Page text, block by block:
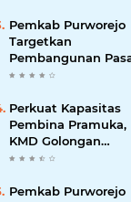
Pemkab Purworejo
Targetkan
Pembangunan
Kutoarjo Dimulai
Kelayakan hingga
DED
Perkuat Kapasitas
Pembina Pramuka,
KMD Golongan
Penggalang Pituruh
Pemkab Purworejo